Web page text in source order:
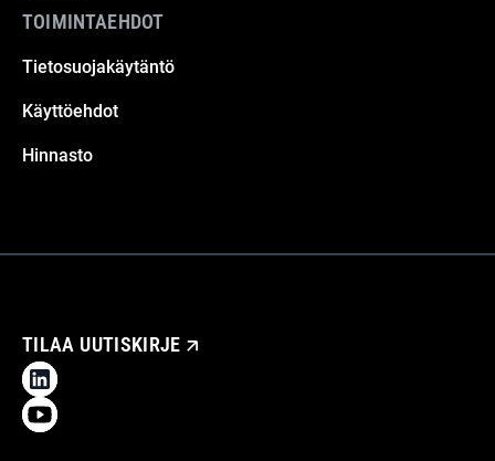
TOIMINTAEHDOT
Tietosuojakäytäntö
Käyttöehdot
Hinnasto
TILAA UUTISKIRJE